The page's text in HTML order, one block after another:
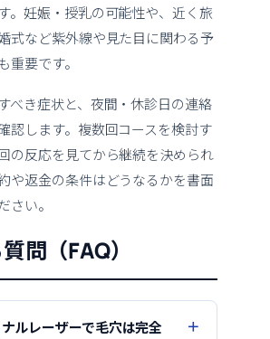
。妊娠・授乳の可能性や、近く旅
式など紫外線や見た目に関わる予
重要です。
べき症状と、夜間・休診日の連絡
認します。複数回コースを検討す
の反応を見てから継続を決められ
や返金の条件はどうなるかを書面
さい。
問（FAQ）
ルレーザーで毛穴は完全